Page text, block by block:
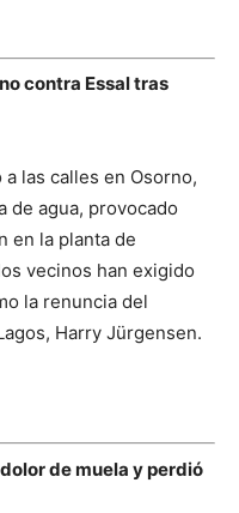
contra Essal tras
las calles en Osorno,
de agua, provocado
en la planta de
vecinos han exigido
la renuncia del
Harry Jürgensen.
de muela y perdió